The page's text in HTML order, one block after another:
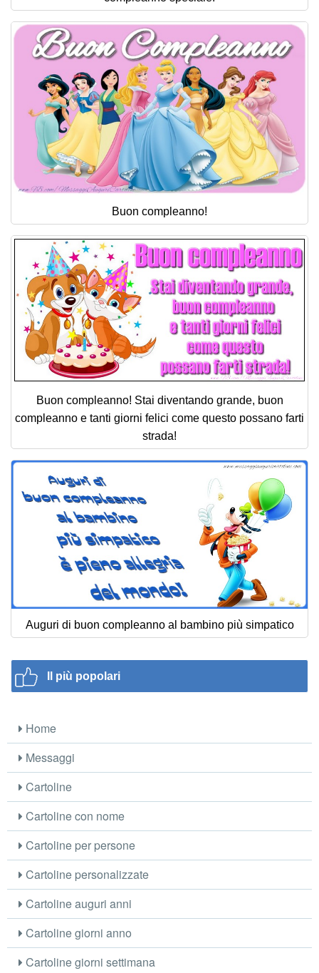
Buon compleanno!
Buon compleanno! Stai diventando grande, buon
compleanno e tanti giorni felici come questo possano farti
strada!
Auguri di buon compleanno al bambino più simpatico
Il più popolari
Home
Messaggi
Cartoline
Cartoline con nome
Cartoline per persone
Cartoline personalizzate
Cartoline auguri anni
Cartoline giorni anno
Cartoline giorni settimana